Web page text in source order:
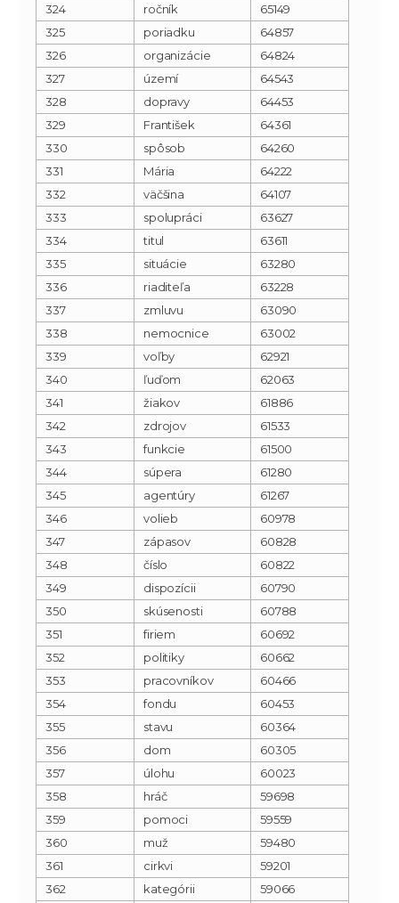
324
ročník
65149
325
poriadku
64857
326
organizácie
64824
327
území
64543
328
dopravy
64453
329
František
64361
330
spôsob
64260
331
Mária
64222
332
väčšina
64107
333
spolupráci
63627
334
titul
63611
335
situácie
63280
336
riaditeľa
63228
337
zmluvu
63090
338
nemocnice
63002
339
voľby
62921
340
ľuďom
62063
341
žiakov
61886
342
zdrojov
61533
343
funkcie
61500
344
súpera
61280
345
agentúry
61267
346
volieb
60978
347
zápasov
60828
348
číslo
60822
349
dispozícii
60790
350
skúsenosti
60788
351
firiem
60692
352
politiky
60662
353
pracovníkov
60466
354
fondu
60453
355
stavu
60364
356
dom
60305
357
úlohu
60023
358
hráč
59698
359
pomoci
59559
360
muž
59480
361
cirkvi
59201
362
kategórii
59066